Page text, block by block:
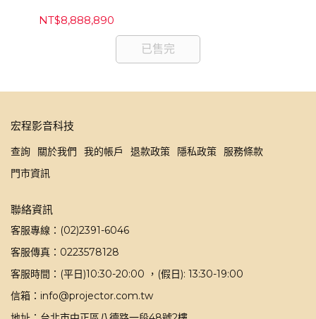
NT$8,888,890
已售完
宏程影音科技
查詢 關於我們 我的帳戶 退款政策 隱私政策
服務條款
門市資訊
聯絡資訊
客服專線：(02)2391-6046
客服傳真：0223578128
客服時間：(平日)10:30-20:00 ，(假日): 13:30-19:00
信箱：info@projector.com.tw